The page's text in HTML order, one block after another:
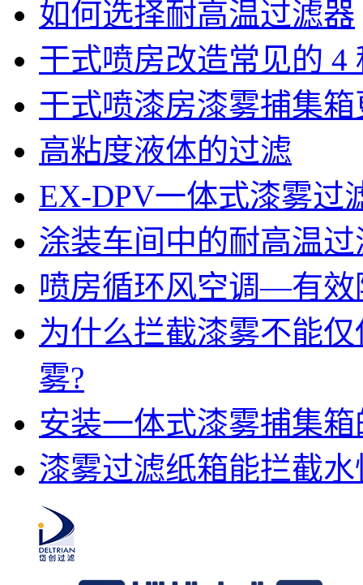
如何选择耐高温过滤器
干式喷房改造常见的
干式喷漆房漆雾捕集
高粘度液体的过滤
EX-DPV一体式漆雾过
涂装车间中的耐高温过
喷房循环风空调—有效
为什么拦截漆雾不能
雾?
安装一体式漆雾捕集
漆雾过滤纸箱能拦截水